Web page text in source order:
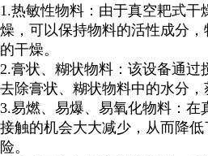
1.热敏性物料：由于真空耙式干
燥，可以保持物料的活性成分
的干燥。
2.膏状、糊状物料：该设备通过
去除膏状、糊状物料中的水分，
3.易燃、易爆、易氧化物料：在
接触的机会大大减少，从而降
险。